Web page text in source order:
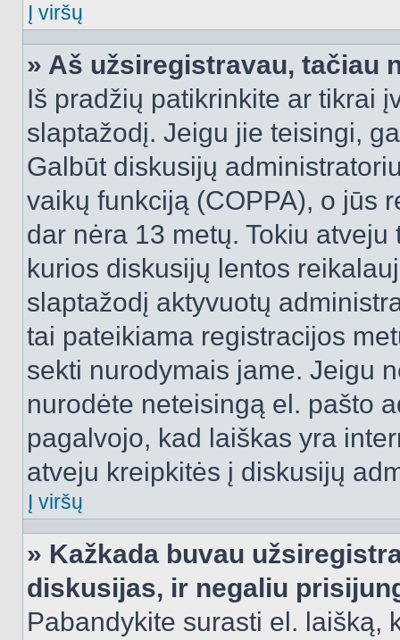
Į viršų
» Aš užsiregistravau, tačiau
Iš pradžių patikrinkite ar tikrai
slaptažodį. Jeigu jie teisingi,
Galbūt diskusijų
vaikų funkciją (COPPA), o jūs
dar nėra 13 metų. Tokiu
kurios diskusijų lentos
slaptažodį aktyvuotų
tai pateikiama registracijos
sekti nurodymais jame. Jeigu
nurodėte neteisingą el. pašto
pagalvojo, kad laiškas yra
atveju kreipkitės į diskusijų
Į viršų
» Kažkada buvau
diskusijas, ir negaliu
Pabandykite surasti el. laišką,